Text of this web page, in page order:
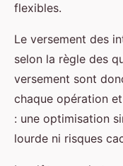
flexibles.
Le versement des
selon la règle des
versement sont
chaque opération
: une optimisation
lourde ni risques